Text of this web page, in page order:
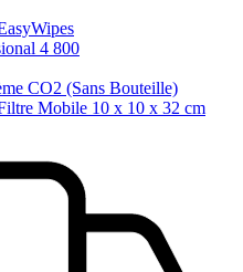
4 800
CO2 (Sans Bouteille)
Mobile 10 x 10 x 32 cm